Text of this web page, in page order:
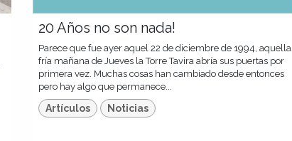
20 Años no son nada!
Parece que fue ayer aquel 22 de diciembre de 1994, aquella
fría mañana de Jueves la Torre Tavira abría sus puertas por
primera vez. Muchas cosas han cambiado desde entonces
pero hay algo que permanece...
Artículos Noticias